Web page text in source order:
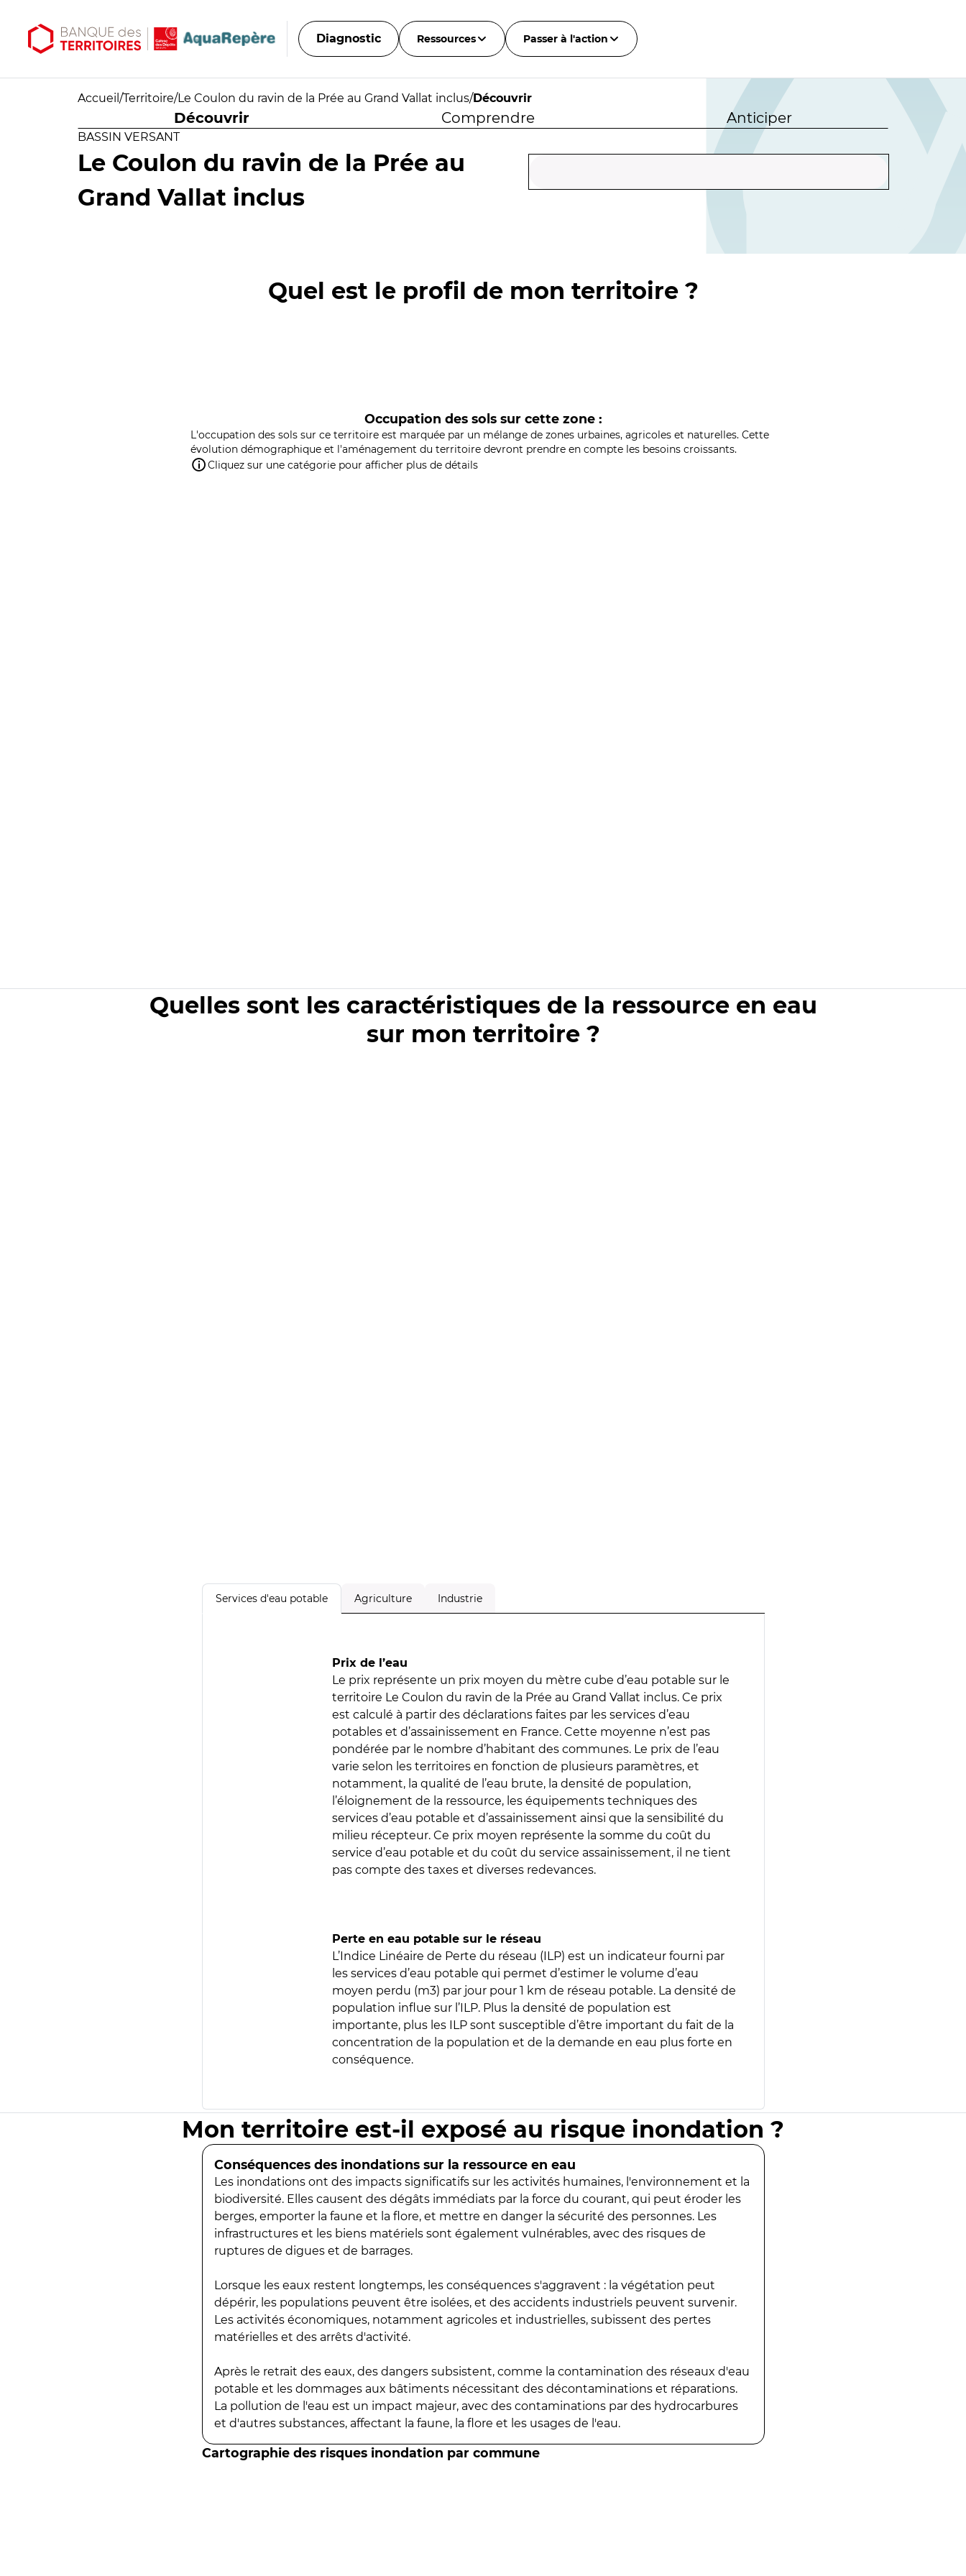
Diagnostic Ressources Passer à l'action
Accueil /Territoire/Le Coulon du ravin de la Prée au Grand Vallat inclus/Découvrir
Découvrir Comprendre Anticiper
BASSIN VERSANT
Le Coulon du ravin de la Prée au
Grand Vallat inclus
Quel est le profil de mon territoire ?
Occupation des sols sur cette zone :
L'occupation des sols sur ce territoire est marquée par un mélange de zones urbaines, agricoles et naturelles. Cette
évolution démographique et l'aménagement du territoire devront prendre en compte les besoins croissants.
Cliquez sur une catégorie pour afficher plus de détails
Quelles sont les caractéristiques de la ressource en eau
sur mon territoire ?
Services d'eau potable Agriculture Industrie
Prix de l’eau
Le prix représente un prix moyen du mètre cube d’eau potable sur le
territoire Le Coulon du ravin de la Prée au Grand Vallat inclus. Ce prix
est calculé à partir des déclarations faites par les services d’eau
potables et d’assainissement en France. Cette moyenne n’est pas
pondérée par le nombre d’habitant des communes. Le prix de l’eau
varie selon les territoires en fonction de plusieurs paramètres, et
notamment, la qualité de l’eau brute, la densité de population,
l’éloignement de la ressource, les équipements techniques des
services d’eau potable et d’assainissement ainsi que la sensibilité du
milieu récepteur. Ce prix moyen représente la somme du coût du
service d’eau potable et du coût du service assainissement, il ne tient
pas compte des taxes et diverses redevances.
Perte en eau potable sur le réseau
L’Indice Linéaire de Perte du réseau (ILP) est un indicateur fourni par
les services d’eau potable qui permet d’estimer le volume d’eau
moyen perdu (m3) par jour pour 1 km de réseau potable. La densité de
population influe sur l’ILP. Plus la densité de population est
importante, plus les ILP sont susceptible d’être important du fait de la
concentration de la population et de la demande en eau plus forte en
conséquence.
Mon territoire est-il exposé au risque inondation ?
Conséquences des inondations sur la ressource en eau
Les inondations ont des impacts significatifs sur les activités humaines, l'environnement et la
biodiversité. Elles causent des dégâts immédiats par la force du courant, qui peut éroder les
berges, emporter la faune et la flore, et mettre en danger la sécurité des personnes. Les
infrastructures et les biens matériels sont également vulnérables, avec des risques de
ruptures de digues et de barrages.
Lorsque les eaux restent longtemps, les conséquences s'aggravent : la végétation peut
dépérir, les populations peuvent être isolées, et des accidents industriels peuvent survenir.
Les activités économiques, notamment agricoles et industrielles, subissent des pertes
matérielles et des arrêts d'activité.
Après le retrait des eaux, des dangers subsistent, comme la contamination des réseaux d'eau
potable et les dommages aux bâtiments nécessitant des décontaminations et réparations.
La pollution de l'eau est un impact majeur, avec des contaminations par des hydrocarbures
et d'autres substances, affectant la faune, la flore et les usages de l'eau.
Cartographie des risques inondation par commune